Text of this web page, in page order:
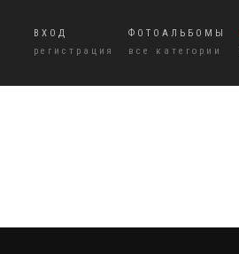
ВХОД
регистрация
ФОТОАЛЬБОМЫ
все категории